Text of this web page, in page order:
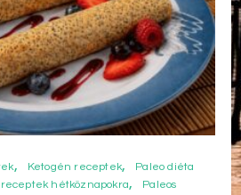
Ketogén receptek
Paleo diéta
receptek hétköznapokra
Paleos